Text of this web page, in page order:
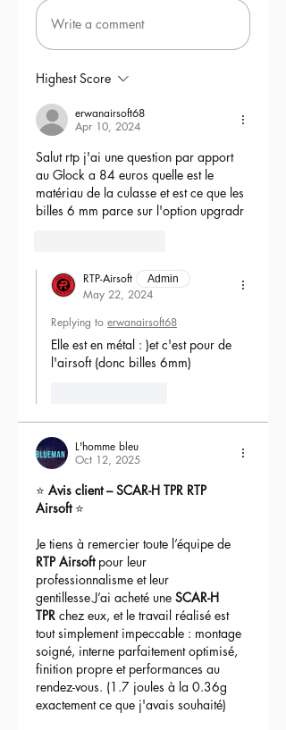
Write a comment
Highest Score
erwanairsoft68
Apr 10, 2024
Salut rtp j'ai une question par apport
au Glock a 84 euros quelle est le
matériau de la culasse et est ce que les
billes 6 mm parce sur l'option upgradr
RTP-Airsoft Admin
May 22, 2024
Replying to erwanairsoft68
Elle est en métal : )et c'est pour de
l'airsoft (donc billes 6mm)
L'homme bleu
Oct 12, 2025
⭐ Avis client – SCAR-H TPR RTP
Airsoft ⭐
Je tiens à remercier toute l’équipe de
RTP Airsoft pour leur
professionnalisme et leur
gentillesse.J’ai acheté une SCAR-H
TPR chez eux, et le travail réalisé est
tout simplement impeccable : montage
soigné, interne parfaitement optimisé,
finition propre et performances au
rendez-vous. (1.7 joules à la 0.36g
exactement ce que j'avais souhaité)